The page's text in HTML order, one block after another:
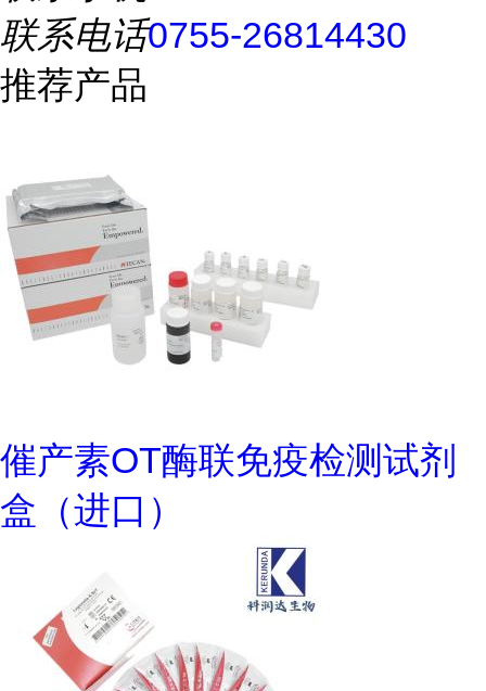
联系电话0755-26814430
推荐产品
催产素OT酶联免疫检测试剂
盒（进口）